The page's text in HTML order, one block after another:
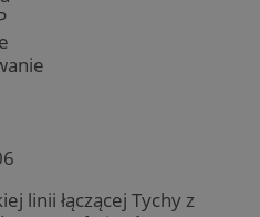
linii łączącej Tychy z